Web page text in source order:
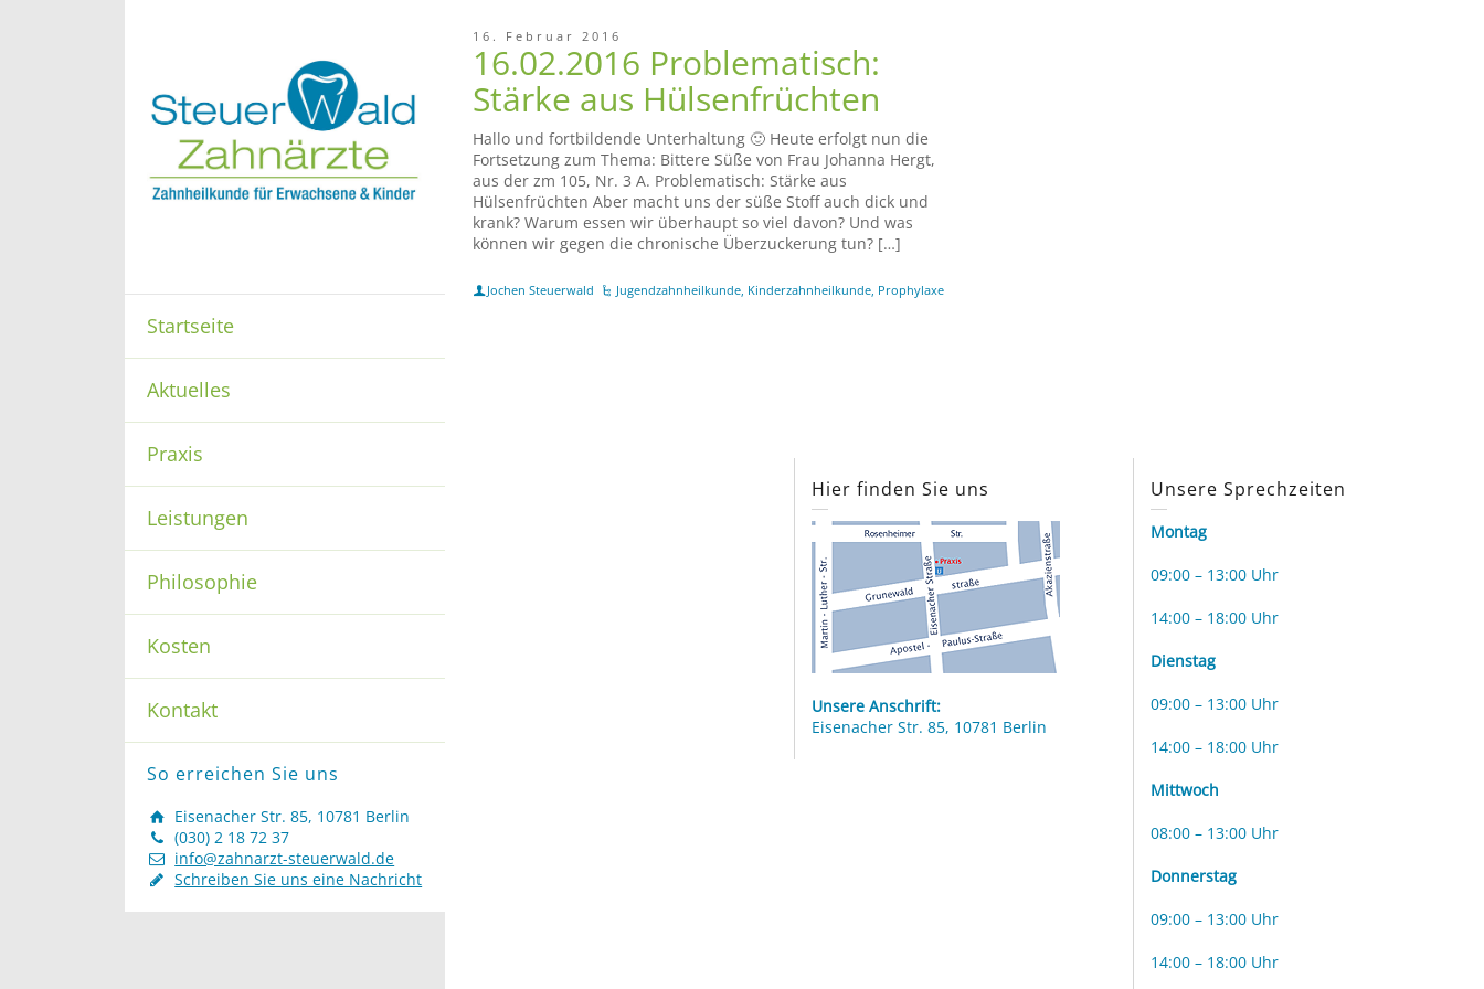
Startseite
Aktuelles
Praxis
Leistungen
Philosophie
Kosten
Kontakt
So erreichen Sie uns
Eisenacher Str. 85, 10781 Berlin
(030) 2 18 72 37
info@zahnarzt-steuerwald.de
Schreiben Sie uns eine Nachricht
16. Februar 2016
16.02.2016 Problematisch:
Stärke aus Hülsenfrüchten
Hallo und fortbildende Unterhaltung 🙂 Heute erfolgt nun die
Fortsetzung zum Thema: Bittere Süße von Frau Johanna Hergt,
aus der zm 105, Nr. 3 A. Problematisch: Stärke aus
Hülsenfrüchten Aber macht uns der süße Stoff auch dick und
krank? Warum essen wir überhaupt so viel davon? Und was
können wir gegen die chronische Überzuckerung tun? […]
Jochen Steuerwald Jugendzahnheilkunde, Kinderzahnheilkunde, Prophylaxe
Hier finden Sie uns
Unsere Anschrift:
Eisenacher Str. 85, 10781 Berlin
Unsere Sprechzeiten
Montag
09:00 – 13:00 Uhr
14:00 – 18:00 Uhr
Dienstag
09:00 – 13:00 Uhr
14:00 – 18:00 Uhr
Mittwoch
08:00 – 13:00 Uhr
Donnerstag
09:00 – 13:00 Uhr
14:00 – 18:00 Uhr